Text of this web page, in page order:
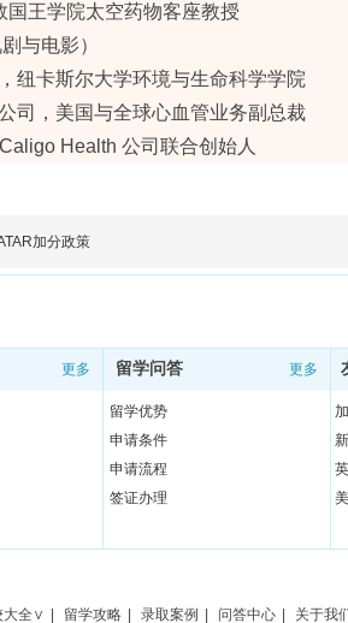
王学院太空药物客座教授
与电影）
纽卡斯尔大学环境与生命科学学院
司，美国与全球心血管业务副总裁
Health 公司联合创始人
加分政策
留学问答 更多
留学优势
申请条件
申请流程
签证办理
更多
大全∨ 留学攻略 录取案例 问答中心 关于我